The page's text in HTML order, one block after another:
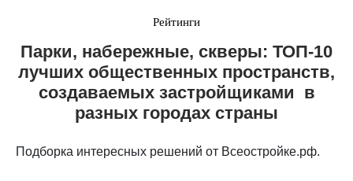
Рейтинги
Парки, набережные, скверы: ТОП-10
лучших общественных пространств,
создаваемых застройщиками в
разных городах страны
Подборка интересных решений от Всеостройке.рф.